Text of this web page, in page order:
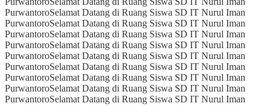
PurwantoroSelamat Datang di Ruang Siswa SD IT Nurul Iman
PurwantoroSelamat Datang di Ruang Siswa SD IT Nurul Iman
PurwantoroSelamat Datang di Ruang Siswa SD IT Nurul Iman
PurwantoroSelamat Datang di Ruang Siswa SD IT Nurul Iman
PurwantoroSelamat Datang di Ruang Siswa SD IT Nurul Iman
PurwantoroSelamat Datang di Ruang Siswa SD IT Nurul Iman
PurwantoroSelamat Datang di Ruang Siswa SD IT Nurul Iman
PurwantoroSelamat Datang di Ruang Siswa SD IT Nurul Iman
PurwantoroSelamat Datang di Ruang Siswa SD IT Nurul Iman